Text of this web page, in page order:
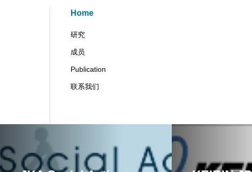
Home
研究
成员
Publication
联系我们